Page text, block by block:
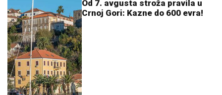
Od 7. avgusta stroža pravila u
Crnoj Gori: Kazne do 600 evra!